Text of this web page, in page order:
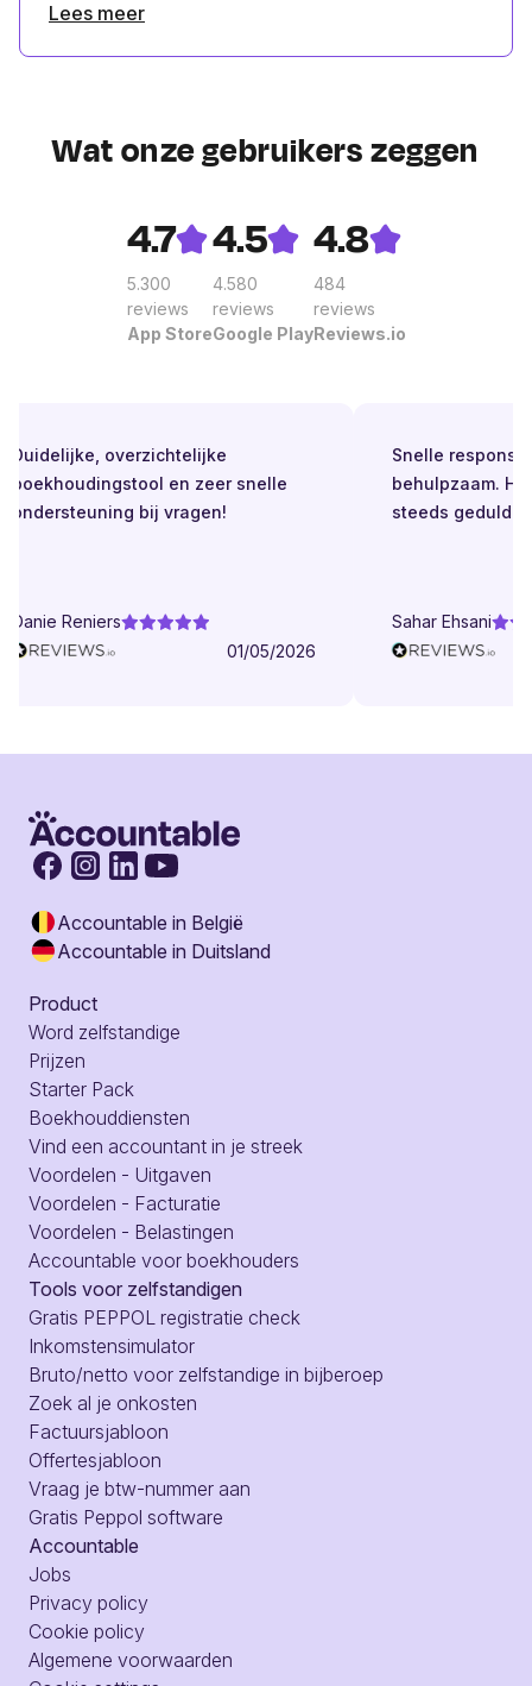
Lees meer
Wat onze gebruikers zeggen
4.7
5.300
reviews
App Store
4.5
4.580
reviews
Google Play
4.8
484
reviews
Reviews.io
Duidelijke, overzichtelijke
boekhoudingstool en zeer snelle
ondersteuning bij vragen!
Danie Reniers
01/05/2026
Snelle respons.
behulpzaam.
steeds geduldig.
Sahar Ehsani
Accountable in België
Accountable in Duitsland
Product
Word zelfstandige
Prijzen
Starter Pack
Boekhouddiensten
Vind een accountant in je streek
Voordelen - Uitgaven
Voordelen - Facturatie
Voordelen - Belastingen
Accountable voor boekhouders
Tools voor zelfstandigen
Gratis PEPPOL registratie check
Inkomstensimulator
Bruto/netto voor zelfstandige in bijberoep
Zoek al je onkosten
Factuursjabloon
Offertesjabloon
Vraag je btw-nummer aan
Gratis Peppol software
Accountable
Jobs
Privacy policy
Cookie policy
Algemene voorwaarden